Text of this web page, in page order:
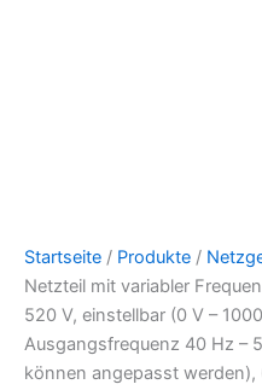
Startseite / Produkte /
Netzteil mit variabler
520 V, einstellbar (0 V –
Ausgangsfrequenz 40 Hz –
können angepasst werden),